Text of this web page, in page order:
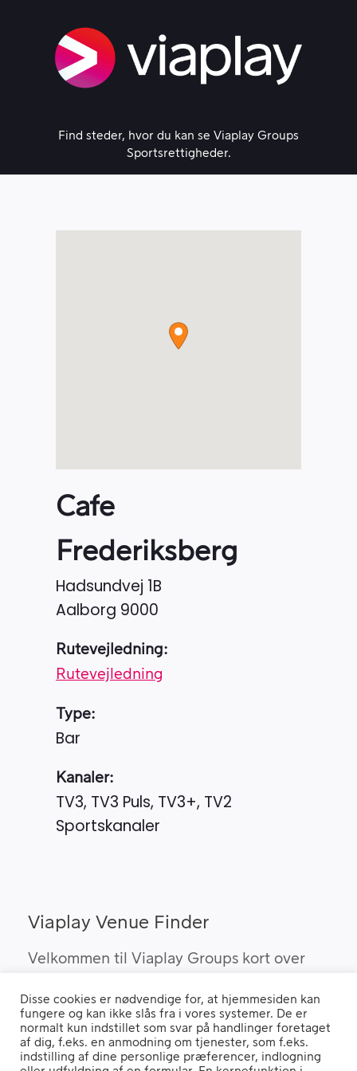
Find steder, hvor du kan se Viaplay Groups
Sportsrettigheder.
Cafe
Frederiksberg
Hadsundvej 1B
Aalborg 9000
Rutevejledning:
Rutevejledning
Type:
Bar
Kanaler:
TV3, TV3 Puls, TV3+, TV2
Sportskanaler
Viaplay Venue Finder
Velkommen til Viaplay Groups kort over
finde barer, pubber og hoteller, som kan
vise Viaplay’s sportsrettigheder i Danmark.
Disse cookies er nødvendige for, at hjemmesiden kan
fungere og kan ikke slås fra i vores systemer. De er
normalt kun indstillet som svar på handlinger foretaget
af dig, f.eks. en anmodning om tjenester, som f.eks.
indstilling af dine personlige præferencer, indlogning